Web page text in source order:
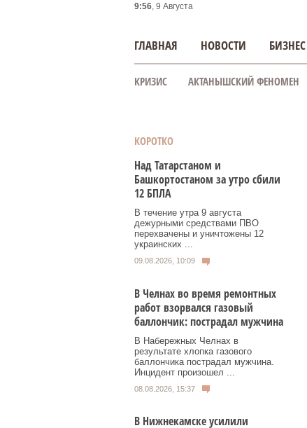
9:56, 9 Августа
ГЛАВНАЯ НОВОСТИ БИЗНЕС
КРИЗИС АКТАНЫШСКИЙ ФЕНОМЕН
КОРОТКО
Над Татарстаном и
Башкортостаном за утро сбили
12 БПЛА
В течение утра 9 августа
дежурными средствами ПВО
перехвачены и уничтожены 12
украинских ...
09.08.2026, 10:09
В Челнах во время ремонтных
работ взорвался газовый
баллончик: пострадал мужчина
В Набережных Челнах в
результате хлопка газового
баллончика пострадал мужчина.
Инцидент произошел ...
08.08.2026, 15:37
В Нижнекамске усилили